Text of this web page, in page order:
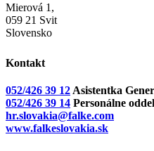
Mierová 1,
059 21 Svit
Slovensko
Kontakt
052/426 39 12 Asistentka
052/426 39 14 Personálne
hr.slovakia@falke.com
www.falkeslovakia.sk